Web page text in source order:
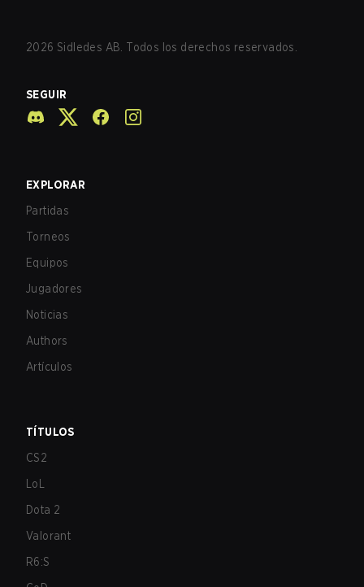
2026 Sidledes AB. Todos los derechos reservados.
SEGUIR
EXPLORAR
Partidas
Torneos
Equipos
Jugadores
Noticias
Authors
Artículos
TÍTULOS
CS2
LoL
Dota 2
Valorant
R6:S